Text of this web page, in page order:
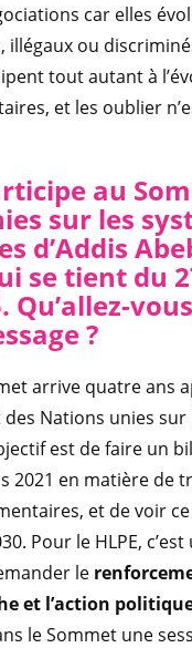
car elles
illégaux ou
tout autant à
et les oublier
au
sur les
d’Addis
se tient du
Qu’allez-
?
arrive quatre ans
Nations unies sur
est de faire un
2021 en matière de
et de voir
Pour le HLPE,
le
et l’action
le Sommet une